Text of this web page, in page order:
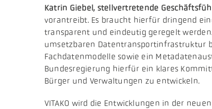
Katrin Giebel, stellvertretende
vorantreibt. Es braucht hierfür dringend
transparent und eindeutig geregelt
umsetzbaren Datentransportinfrastruktur
Fachdatenmodelle sowie ein
Bundesregierung hierfür ein klares
Bürger und Verwaltungen zu entwickeln.
VITAKO wird die Entwicklungen in der